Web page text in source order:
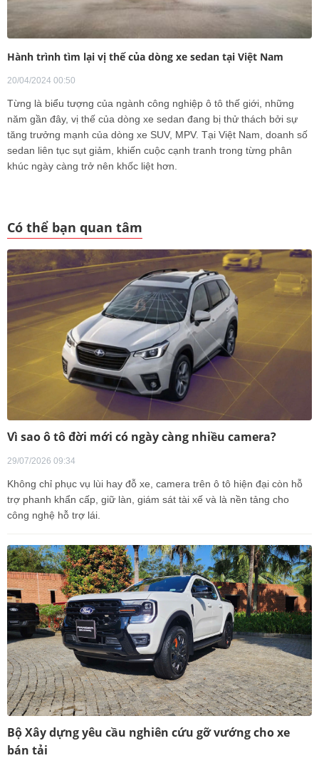
Hành trình tìm lại vị thế của dòng xe sedan tại Việt Nam
20/04/2024 00:50
Từng là biểu tượng của ngành công nghiệp ô tô thế giới, những
năm gần đây, vị thế của dòng xe sedan đang bị thử thách bởi sự
tăng trưởng mạnh của dòng xe SUV, MPV. Tại Việt Nam, doanh số
sedan liên tục sụt giảm, khiến cuộc cạnh tranh trong từng phân
khúc ngày càng trở nên khốc liệt hơn.
Có thể bạn quan tâm
Vì sao ô tô đời mới có ngày càng nhiều camera?
29/07/2026 09:34
Không chỉ phục vụ lùi hay đỗ xe, camera trên ô tô hiện đại còn hỗ
trợ phanh khẩn cấp, giữ làn, giám sát tài xế và là nền tảng cho
công nghệ hỗ trợ lái.
Bộ Xây dựng yêu cầu nghiên cứu gỡ vướng cho xe
bán tải